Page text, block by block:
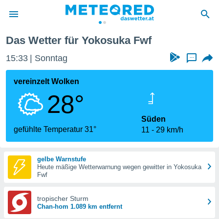
wurde
dass
sind.
diese
Das Wetter für Yokosuka Fwf
15:33 Sonntag ...
vereinzelt Wolken
28°
gefühlte Temperatur 31°
Süden
11
29 km/h
gelbe Warnstufe
Heute mäßige Wetterwarnung wegen gewitter in Yokosuka
Fwf
tropischer Sturm
Chan-hom 1.089 km entfernt